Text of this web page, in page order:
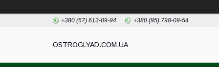
+380 (67) 613-09-94 +380 (95) 798-09-54
ОSTROGLYAD.СOM.UA